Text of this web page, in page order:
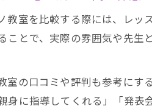
教室を比較する際には、レッ
ことで、実際の雰囲気や先
室の口コミや評判も参考に
身に指導してくれる」「発